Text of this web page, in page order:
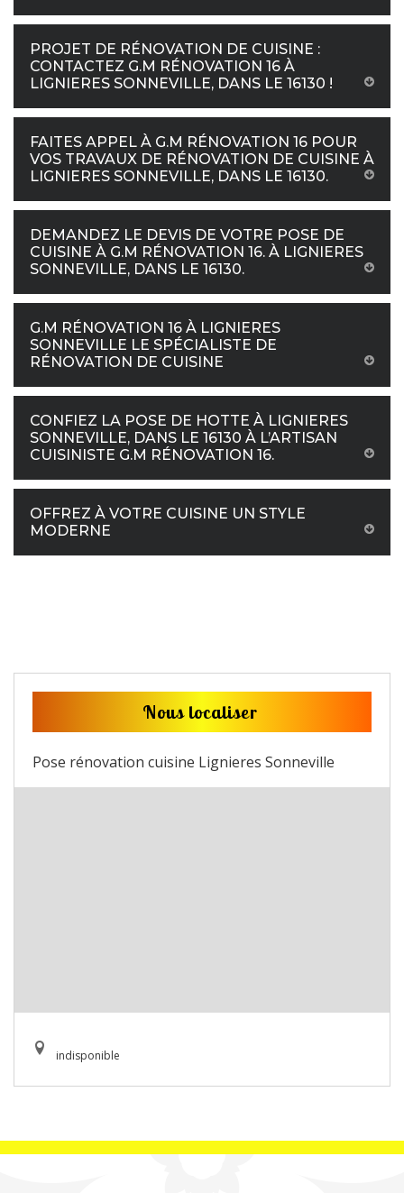
PROJET DE RÉNOVATION DE CUISINE :
CONTACTEZ G.M RÉNOVATION 16 À
LIGNIERES SONNEVILLE, DANS LE 16130 !
FAITES APPEL À G.M RÉNOVATION 16 POUR
VOS TRAVAUX DE RÉNOVATION DE CUISINE À
LIGNIERES SONNEVILLE, DANS LE 16130.
DEMANDEZ LE DEVIS DE VOTRE POSE DE
CUISINE À G.M RÉNOVATION 16. À LIGNIERES
SONNEVILLE, DANS LE 16130.
G.M RÉNOVATION 16 À LIGNIERES
SONNEVILLE LE SPÉCIALISTE DE
RÉNOVATION DE CUISINE
CONFIEZ LA POSE DE HOTTE À LIGNIERES
SONNEVILLE, DANS LE 16130 À L’ARTISAN
CUISINISTE G.M RÉNOVATION 16.
OFFREZ À VOTRE CUISINE UN STYLE
MODERNE
Nous localiser
Pose rénovation cuisine Lignieres Sonneville
indisponible